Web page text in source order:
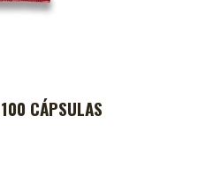
AO CARRINHO
CÁPSULAS